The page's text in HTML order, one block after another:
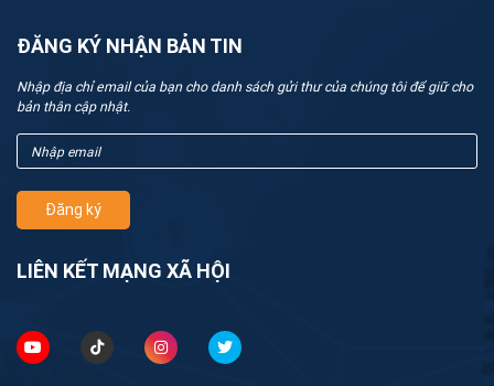
ĐĂNG KÝ NHẬN BẢN TIN
Nhập địa chỉ email của bạn cho danh sách gửi thư của chúng tôi để giữ cho
bản thân cập nhật.
Đăng ký
LIÊN KẾT MẠNG XÃ HỘI